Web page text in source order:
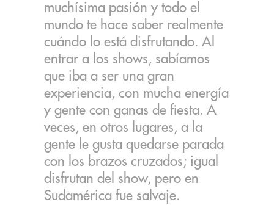
muchísima pasión y todo el
mundo te hace saber realmente
cuándo lo está disfrutando. Al
entrar a los shows, sabíamos
que iba a ser una gran
experiencia, con mucha energía
y gente con ganas de fiesta. A
veces, en otros lugares, a la
gente le gusta quedarse parada
con los brazos cruzados; igual
disfrutan del show, pero en
Sudamérica fue salvaje.